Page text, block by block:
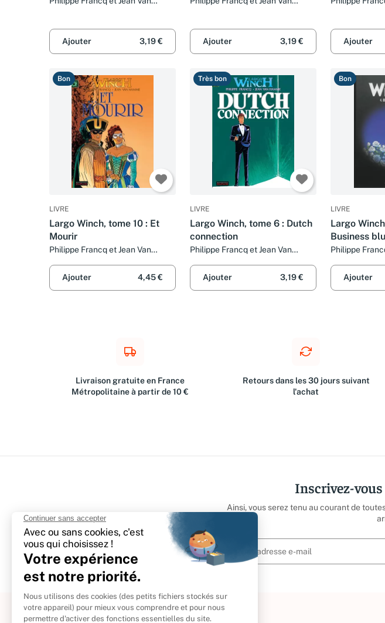
Ajouter 3,19 € Ajouter 3,19 € Ajouter
Bon
LIVRE
Largo Winch, tome 10 : Et
Mourir
Philippe Francq et Jean Van
Ajouter
4,45 €
Très bon
LIVRE
Largo Winch, tome 6 : Dutch
connection
Philippe Francq et Jean Van
Ajouter
3,19 €
Bon
LIVRE
Largo
Business
Philippe
Ajouter
Livraison gratuite en France
Métropolitaine à partir de 10 €
Retours dans les 30 jours suivant
l'achat
Inscrivez-
Ainsi, vous serez tenu au courant de